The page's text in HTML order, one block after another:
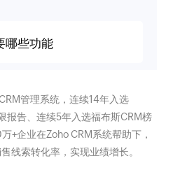
哪些功能
管理系统，连续14年入选
报告、连续5年入选福布斯CRM榜
+企业在Zoho CRM系统帮助下，
线索转化率，实现业绩增长。